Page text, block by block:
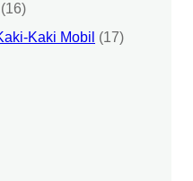
(16)
Kaki Mobil (17)